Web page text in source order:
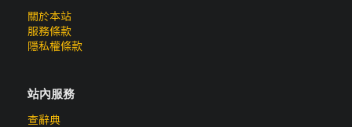
關於本站
服務條款
隱私權條款
站內服務
查辭典